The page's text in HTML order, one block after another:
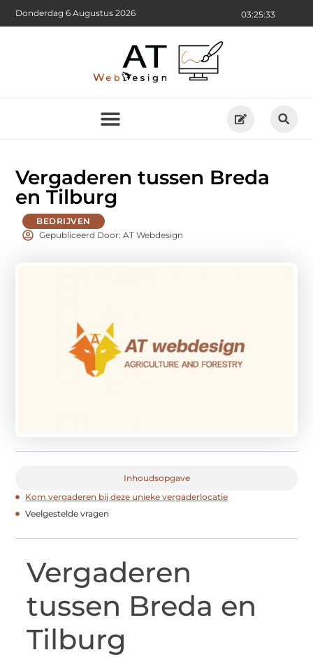
03:25:34
Donderdag 6 Augustus 2026
Vergaderen tussen Breda
en Tilburg
BEDRIJVEN
Gepubliceerd Door: AT Webdesign
Inhoudsopgave
Kom vergaderen bij deze unieke vergaderlocatie
Veelgestelde vragen
Vergaderen
tussen Breda en
Tilburg